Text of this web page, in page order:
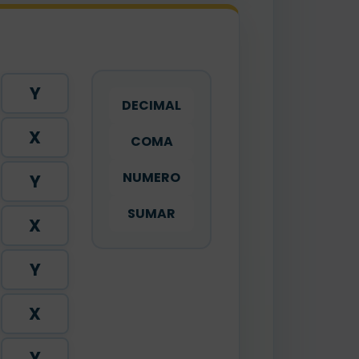
Y
X
Y
X
Y
X
DECIMAL
COMA
NUMERO
SUMAR